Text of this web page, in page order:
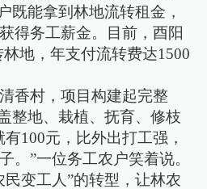
既能拿到林地流转租金，
得务工薪金。目前，酉阳
地，年支付流转费达1500
香村，项目构建起完整
整地、栽植、抚育、修枝
100元，比外出打工强，
。”一位务工农户笑着说。
变工人”的转型，让林农